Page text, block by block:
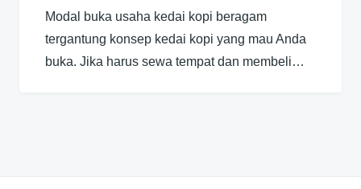
Modal buka usaha kedai kopi beragam
tergantung konsep kedai kopi yang mau Anda
buka. Jika harus sewa tempat dan membeli…